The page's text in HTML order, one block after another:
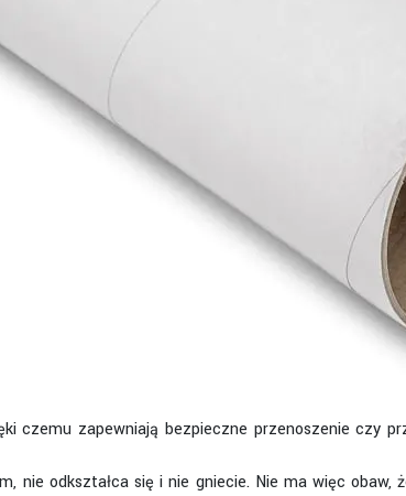
czemu zapewniają bezpieczne przenoszenie czy
nie odkształca się i nie gniecie. Nie ma więc